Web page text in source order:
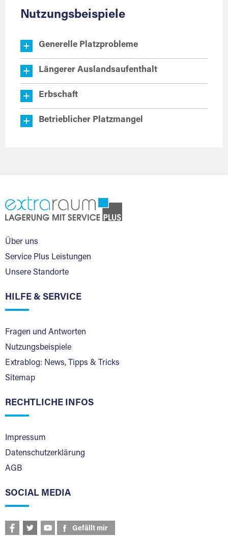
Nutzungsbeispiele
Generelle Platzprobleme
Längerer Auslandsaufenthalt
Erbschaft
Betrieblicher Platzmangel
Über uns
Service Plus Leistungen
Unsere Standorte
HILFE & SERVICE
Fragen und Antworten
Nutzungsbeispiele
Extrablog: News, Tipps & Tricks
Sitemap
RECHTLICHE INFOS
Impressum
Datenschutzerklärung
AGB
SOCIAL MEDIA
Gefällt mir